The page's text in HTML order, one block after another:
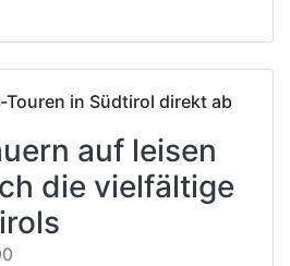
in Südtirol direkt ab
auf leisen
die vielfältige